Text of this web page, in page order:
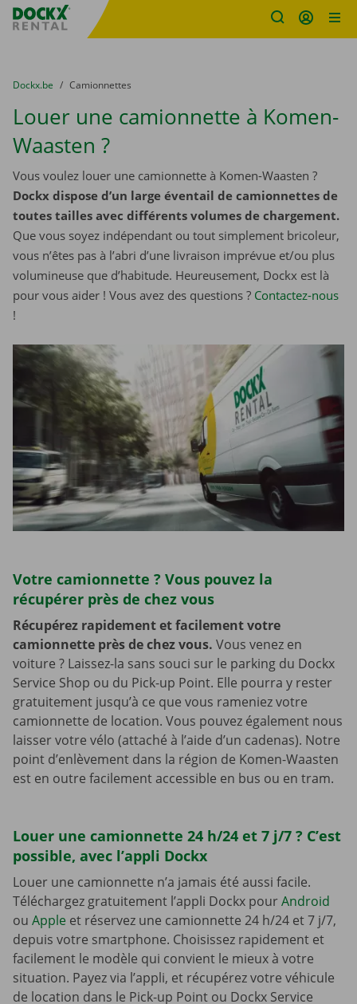
sitename
You are here:
du
Dockx.be to
Camionnettes
Louer une camionnette à Komen-
Waasten ?
Vous voulez louer une camionnette à Komen-Waasten ?
Dockx dispose d’un large éventail de camionnettes de
toutes tailles avec différents volumes de chargement.
Que vous soyez indépendant ou tout simplement bricoleur,
vous n’êtes pas à l’abri d’une livraison imprévue et/ou plus
volumineuse que d’habitude. Heureusement, Dockx est là
pour vous aider ! Vous avez des questions ? Contactez-nous
!
Votre camionnette ? Vous pouvez la
récupérer près de chez vous
Récupérez rapidement et facilement votre
camionnette près de chez vous. Vous venez en
voiture ? Laissez-la sans souci sur le parking du Dockx
Service Shop ou du Pick-up Point. Elle pourra y rester
gratuitement jusqu’à ce que vous rameniez votre
camionnette de location. Vous pouvez également nous
laisser votre vélo (attaché à l’aide d’un cadenas). Notre
point d’enlèvement dans la région de Komen-Waasten
est en outre facilement accessible en bus ou en tram.
Louer une camionnette 24 h/24 et 7 j/7 ? C’est
possible, avec l’appli Dockx
Louer une camionnette n’a jamais été aussi facile.
Téléchargez gratuitement l’appli Dockx pourAndroid
ou Apple et réservez une camionnette 24 h/24 et 7 j/7,
depuis votre smartphone. Choisissez rapidement et
facilement le modèle qui convient le mieux à votre
situation. Payez via l’appli, et récupérez votre véhicule
de location dans le Pick-up Point ou Dockx Service